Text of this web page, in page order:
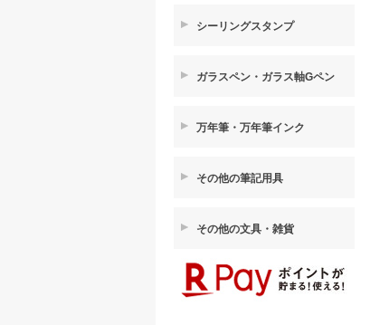
シーリングスタンプ
ガラスペン・ガラス軸Gペン
万年筆・万年筆インク
その他の筆記用具
その他の文具・雑貨